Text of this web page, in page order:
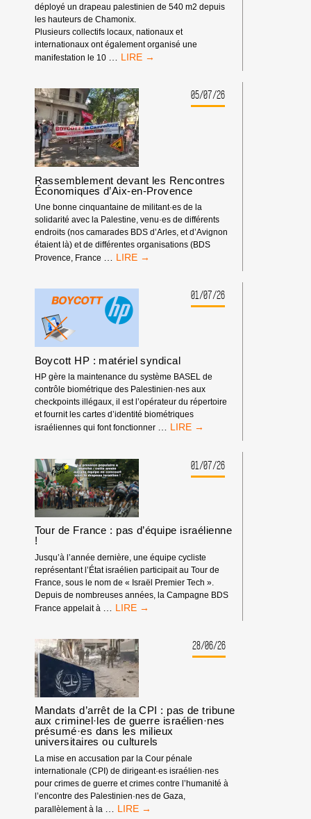
déployé un drapeau palestinien de 540 m2 depuis
les hauteurs de Chamonix.
Plusieurs collectifs locaux, nationaux et
internationaux ont également organisé une
manifestation le 10
BOYCOTT
LA
FÉDÉRATION
ISRAÉLIENNE
D’ESCALADE
DOIT
ÊTRE
EXCLUE
DES
COMPÉTITIONS
INTERNATIONALES
!
05/07/26
Rassemblement devant les Rencontres
Économiques d’Aix-en-Provence
Une bonne cinquantaine de militant·es de la
solidarité avec la Palestine, venu·es de différents
endroits (nos camarades BDS d’Arles, et d’Avignon
étaient là) et de différentes organisations (BDS
Provence, France … RASSEMBLEMENT
RENCONTRES
ÉCONOMIQUES
D’AIX-
PROVENCE
01/07/26
Boycott HP : matériel syndical
HP gère la maintenance du système BASEL de
contrôle biométrique des Palestinien·nes aux
checkpoints illégaux, il est l’opérateur du répertoire
et fournit les cartes d’identité biométriques
israéliennes qui font fonctionner … BOYCOTT
MATÉRIEL
SYNDICAL
01/07/26
Tour de France : pas d’équipe israélienne
!
Jusqu’à l’année dernière, une équipe cycliste
représentant l’État israélien participait au Tour de
France, sous le nom de « Israël Premier Tech ».
Depuis de nombreuses années, la Campagne BDS
France appelait à
TOUR
:
PAS
D’ÉQUIPE
ISRAÉLIENNE
!
28/06/26
Mandats d’arrêt de la CPI : pas de tribune
aux criminel·les de guerre israélien·nes
présumé·es dans les milieux
universitaires ou culturels
La mise en accusation par la Cour pénale
internationale (CPI) de dirigeant·es israélien·nes
pour crimes de guerre et crimes contre l’humanité à
l’encontre des Palestinien·nes de Gaza,
parallèlement à la
MANDATS